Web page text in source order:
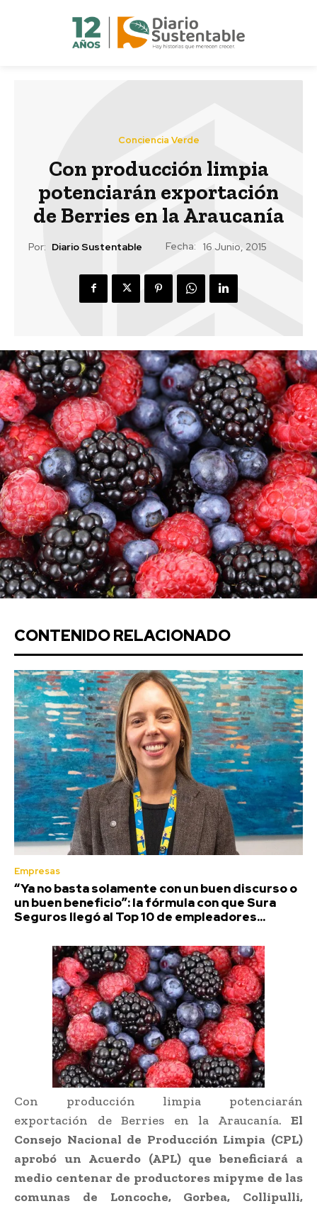
Conciencia Verde
Con producción limpia
potenciarán exportación
de Berries en la Araucanía
Por: Diario Sustentable Fecha: 16 Junio, 2015
CONTENIDO RELACIONADO
Empresas
“Ya no basta solamente con un buen discurso o
un buen beneficio”: la fórmula con que Sura
Seguros llegó al Top 10 de empleadores...
Con producción limpia potenciarán
exportación de Berries en la Araucanía. El
Consejo Nacional de Producción Limpia (CPL)
aprobó un Acuerdo (APL) que beneficiará a
medio centenar de productores mipyme de las
comunas de Loncoche, Gorbea, Collipulli,